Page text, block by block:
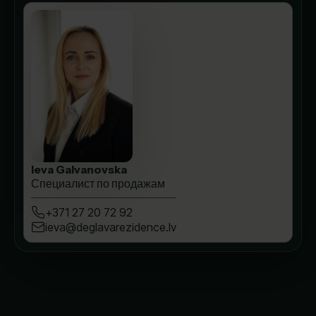
Ieva Galvanovska
Специалист по продажам
+371 27 20 72 92
ieva@deglavarezidence.lv